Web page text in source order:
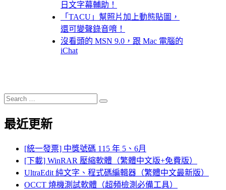
日文字幕輔助！
「TACU」幫照片加上動態貼圖，
還可變聲錄音唷！
沒看頭的 MSN 9.0，跟 Mac 電腦的
iChat
Search
for:
Search
最近更新
[統一發票] 中獎號碼 115 年 5、6月
[下載] WinRAR 壓縮軟體（繁體中文版+免費版）
UltraEdit 純文字、程式碼編輯器（繁體中文最新版）
OCCT 燒機測試軟體（超頻檢測必備工具）